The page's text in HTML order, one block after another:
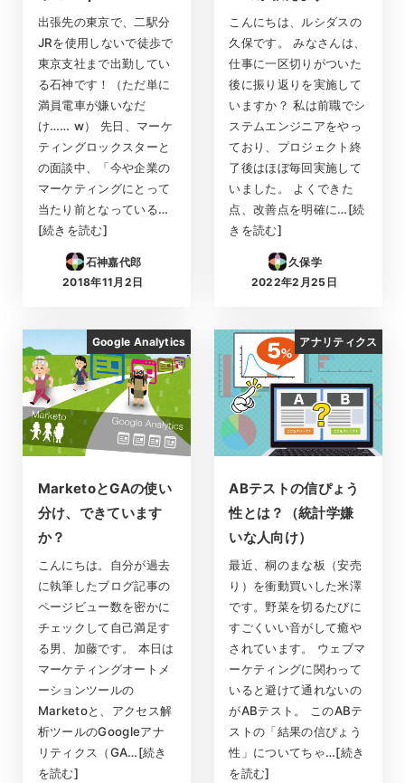
出張先の東京で、二駅分
JRを使用しないで徒歩で
東京支社まで出勤してい
る石神です！（ただ単に
満員電車が嫌いなだ
け…… w） 先日、マーケ
ティングロックスターと
の面談中、「今や企業の
マーケティングにとって
当たり前となっている…
[続きを読む]
石神嘉代郎
投稿日
2018年11月2日
こんにちは、ルシダスの
久保です。 みなさんは、
仕事に一区切りがついた
後に振り返りを実施して
いますか？ 私は前職でシ
ステムエンジニアをやっ
ており、プロジェクト終
了後はほぼ毎回実施して
いました。 よくできた
点、改善点を明確に…[続
きを読む]
久保学
投稿日
2022年2月25日
Google Analytics
MarketoとGAの使い
分け、できています
か？
こんにちは。自分が過去
に執筆したブログ記事の
ページビュー数を密かに
チェックして自己満足す
る男、加藤です。 本日は
マーケティングオートメ
ーションツールの
Marketoと、アクセス解
析ツールのGoogleアナ
リティクス（GA…[続き
を読む]
アナリティクス
ABテストの信ぴょう
性とは？（統計学嫌
いな人向け）
最近、桐のまな板（安売
り）を衝動買いした米澤
です。野菜を切るたびに
すごくいい音がして癒や
されています。 ウェブマ
ーケティングに関わって
いると避けて通れないの
がABテスト。 このABテ
ストの「結果の信ぴょう
性」についてちゃ…[続き
を読む]